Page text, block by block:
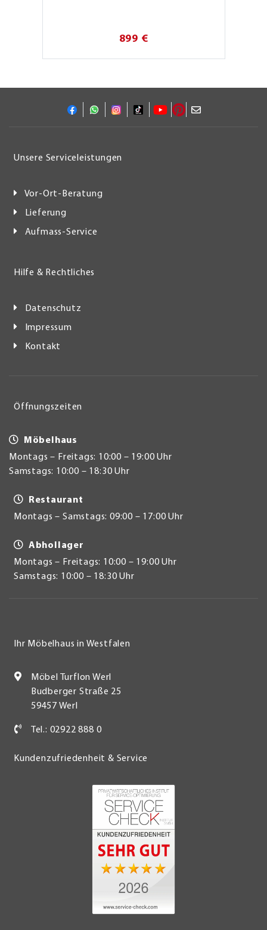
899 €
Unsere Serviceleistungen
Vor-Ort-Beratung
Lieferung
Aufmass-Service
Hilfe & Rechtliches
Datenschutz
Impressum
Kontakt
Öffnungszeiten
Möbelhaus
Montags – Freitags: 10:00 – 19:00 Uhr
Samstags: 10:00 – 18:30 Uhr
Restaurant
Montags – Samstags: 09:00 – 17:00 Uhr
Abhollager
Montags – Freitags: 10:00 – 19:00 Uhr
Samstags: 10:00 – 18:30 Uhr
Ihr Möbelhaus in Westfalen
Möbel Turflon Werl
Budberger Straße 25
59457 Werl
Tel.: 02922 888 0
Kundenzufriedenheit & Service